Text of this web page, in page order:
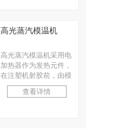
高光蒸汽模温机
高光蒸汽模温机采用电
加热器作为发热元件，
在注塑机射胶前，由模
温机向高光模具内通入
180度高温蒸汽，瞬···
查看详情